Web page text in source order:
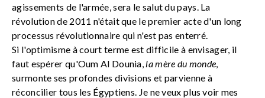
agissements de l'armée, sera le salut du pays. La
révolution de 2011 n'était que le premier acte d'un long
processus révolutionnaire qui n'est pas enterré.
Si l'optimisme à court terme est difficile à envisager, il
faut espérer qu'Oum Al Dounia,la mère du monde,
surmonte ses profondes divisions et parvienne à
réconcilier tous les Égyptiens. Je ne veux plus voir mes